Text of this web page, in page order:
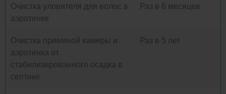
Очистка уловителя для волос в
аэротенке
Раз в 6 месяцев
Очистка приемной камеры и
аэротенка от
стабилизированного осадка в
септике
Раз в 5 лет